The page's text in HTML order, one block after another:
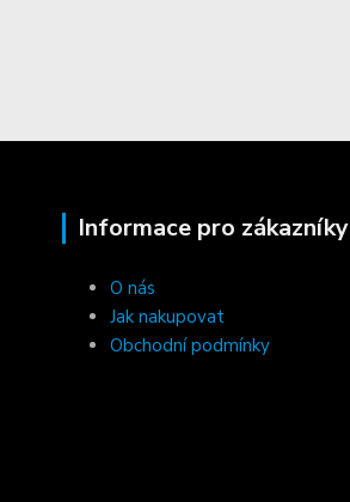
Informace pro zákazníky
O nás
Jak nakupovat
Obchodní podmínky